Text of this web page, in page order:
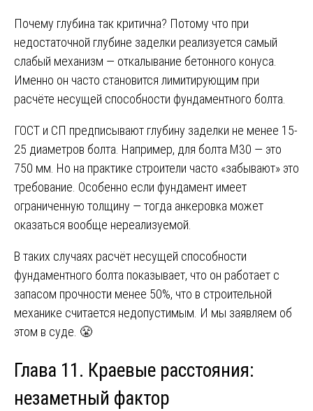
Почему глубина так критична? Потому что при
недостаточной глубине заделки реализуется самый
слабый механизм — откалывание бетонного конуса.
Именно он часто становится лимитирующим при
расчёте несущей способности фундаментного болта.
ГОСТ и СП предписывают глубину заделки не менее 15-
25 диаметров болта. Например, для болта М30 — это
750 мм. Но на практике строители часто «забывают» это
требование. Особенно если фундамент имеет
ограниченную толщину — тогда анкеровка может
оказаться вообще нереализуемой.
В таких случаях расчёт несущей способности
фундаментного болта показывает, что он работает с
запасом прочности менее 50%, что в строительной
механике считается недопустимым. И мы заявляем об
этом в суде. 😤
Глава 11. Краевые расстояния:
незаметный фактор